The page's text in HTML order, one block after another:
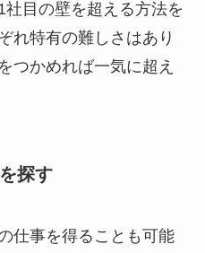
目の壁を超える方法を
れ特有の難しさはあり
つかめれば一気に超え
探す
仕事を得ることも可能